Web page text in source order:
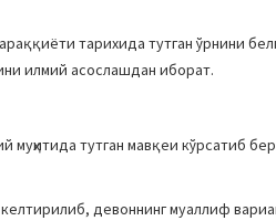
тарихида тутган ўрнини
илмий асослашдан иборат.
тутган мавқеи кўрсатиб
девоннинг муаллиф